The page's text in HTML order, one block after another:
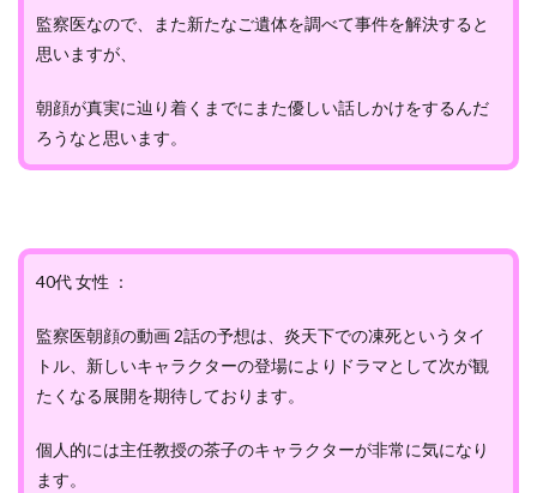
監察医なので、また新たなご遺体を調べて事件を解決すると
思いますが、
朝顔が真実に辿り着くまでにまた優しい話しかけをするんだ
ろうなと思います。
40代 女性 ：
監察医朝顔の動画 2話の予想は、炎天下での凍死というタイ
トル、新しいキャラクターの登場によりドラマとして次が観
たくなる展開を期待しております。
個人的には主任教授の茶子のキャラクターが非常に気になり
ます。